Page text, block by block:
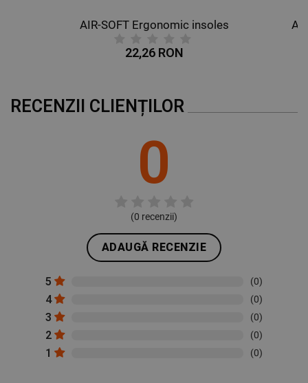
AIR-SOFT Ergonomic insoles
22,26 RON
RECENZII CLIENȚILOR
0
(0 recenzii)
ADAUGĂ RECENZIE
5 (0)
4 (0)
3 (0)
2 (0)
1 (0)